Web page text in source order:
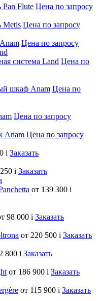
Pan Flute Цена по запросу
Metis Цена по запросу
Цена по запросу
система Land Цена по
шкаф Anam Цена по
Цена по запросу
Anam Цена по запросу
i Заказать
i Заказать
от 139 300 i
98 000 i Заказать
от 220 500 i Заказать
800 i Заказать
от 186 900 i Заказать
от 115 900 i Заказать